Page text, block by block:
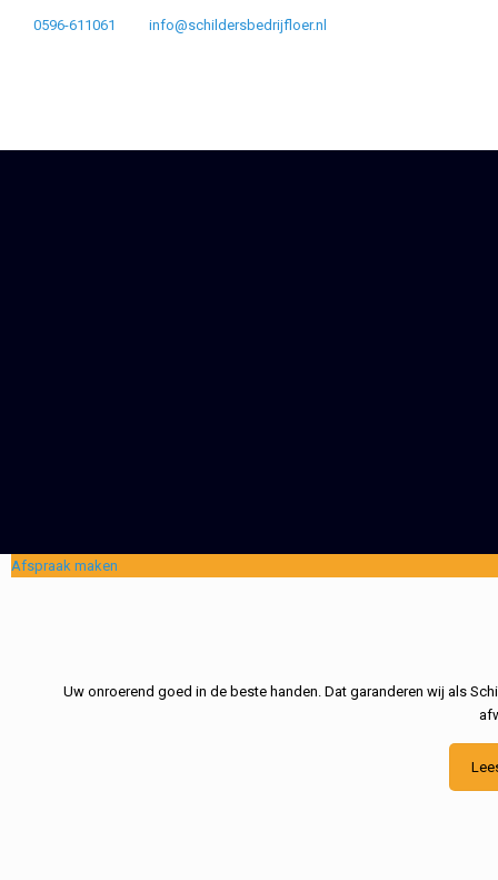
0596-611061 info@schildersbedrijfloer.nl
Afspraak maken
Uw onroerend goed in de beste handen. Dat garanderen wij als